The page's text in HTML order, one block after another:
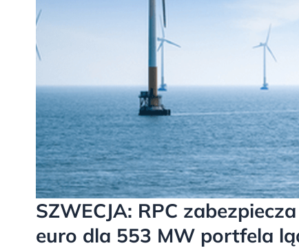
SZWECJA: RPC
euro dla 553 MW portfela